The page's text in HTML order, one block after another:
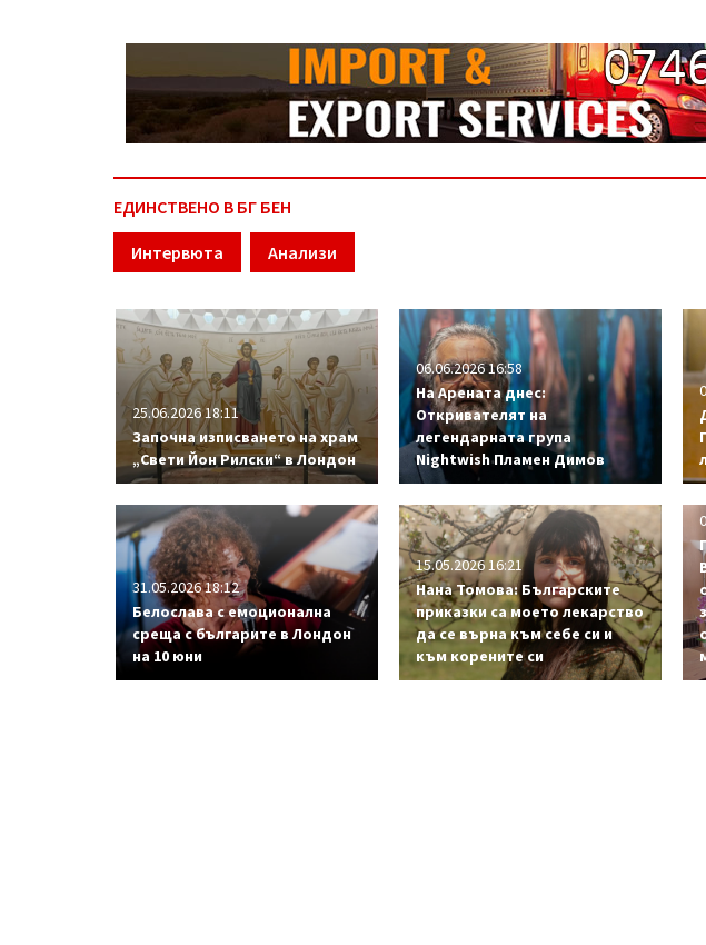
ЕДИНСТВЕНО В БГ БЕН
Интервюта Анализи
25.06.2026 18:11
Започна изписването на храм
„Свети Йон Рилски“ в Лондон
06.06.2026 16:58
На Арената днес:
Откривателят на
легендарната група
Nightwish Пламен Димов
31.05.2026 18:12
Белослава с емоционална
среща с българите в Лондон
на 10 юни
15.05.2026 16:21
Нана Томова: Българските
приказки са моето лекарство
да се върна към себе си и
към корените си